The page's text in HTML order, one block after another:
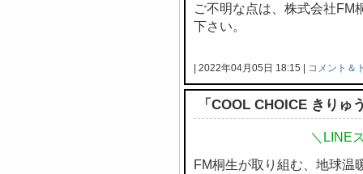
ご不明な点は、株式会社FM
下さい。
| 2022年04月05日 18:15 | コメント＆
「COOL CHOICE きり
＼LINE
FM桐生が取り組む、地球温